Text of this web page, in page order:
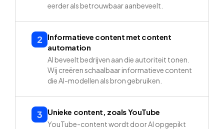
eerder als betrouwbaar aanbeveelt.
2
Informatieve content met content
automation
AI beveelt bedrijven aan die autoriteit tonen.
Wij creëren schaalbaar informatieve content
die AI-modellen als bron gebruiken.
3 Unieke content, zoals YouTube
YouTube-content wordt door AI opgepikt